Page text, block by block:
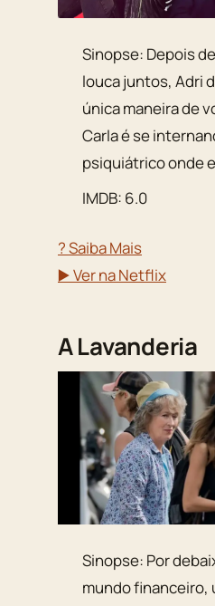
Sinopse: Depois
louca juntos, Adri
única maneira de
Carla é se
psiquiátrico onde
IMDB: 6.0
? Saiba Mais
▶️ Ver na Netflix
A Lavanderia
Sinopse: Por
mundo financeiro,